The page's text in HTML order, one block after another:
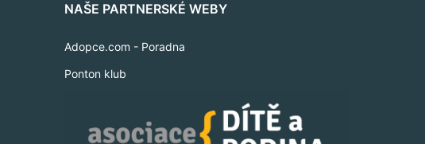
NAŠE PARTNERSKÉ WEBY
Adopce.com - Poradna
Ponton klub